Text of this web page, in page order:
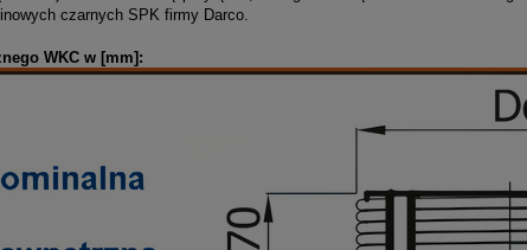
czarnych SPK firmy Darco.
WKC w [mm]: